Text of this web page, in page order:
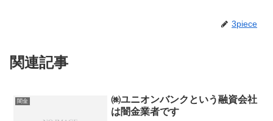
3piece
関連記事
闇金
㈱ユニオンバンクという融資会社
は闇金業者です